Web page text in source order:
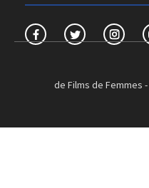
de Films de Femmes -